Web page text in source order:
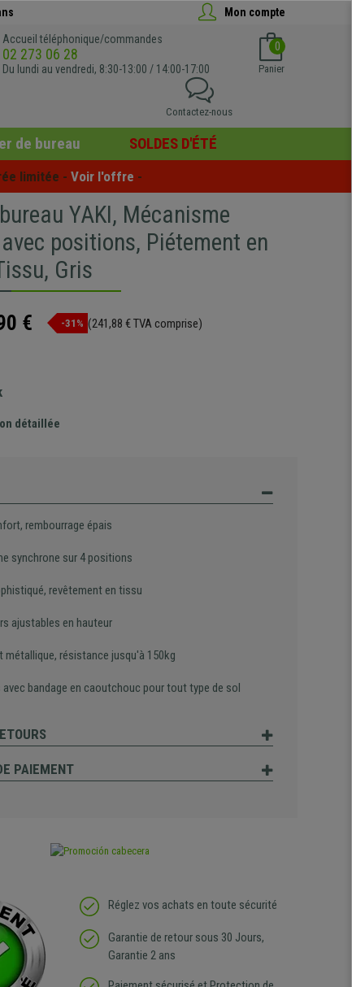
Mon compte
Accueil téléphonique/commandes
02 273 06 28
Du lundi au vendredi, 8:30-13:00 / 14:00-17:00
0
Panier
Contactez-nous
de bureau SOLDES D'ÉTÉ
limitée - Voir l'offre -
YAKI, Mécanisme
positions, Piétement en
Gris
€ -31% (241,88 € TVA comprise)
détaillée
rembourrage épais
synchrone sur 4 positions
revêtement en tissu
ajustables en hauteur
métallique, résistance jusqu'à 150kg
bandage en caoutchouc pour tout type de sol
PAIEMENT
Réglez vos achats en toute sécurité
Garantie de retour sous 30 Jours,
Garantie 2 ans